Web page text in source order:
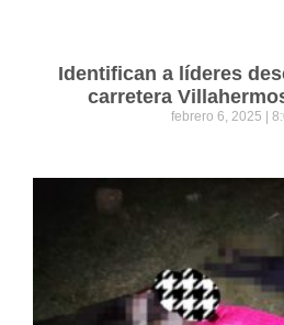
Identifican a líderes
carretera
febrero 6, 2025